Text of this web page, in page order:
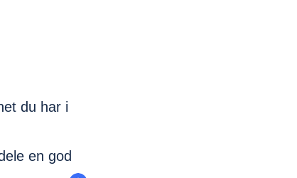
du har i
en god